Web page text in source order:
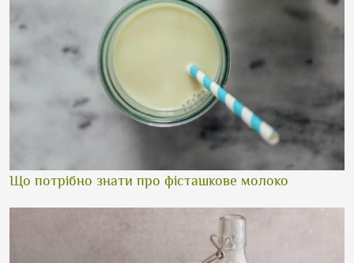
Що потрібно знати про фісташкове молоко